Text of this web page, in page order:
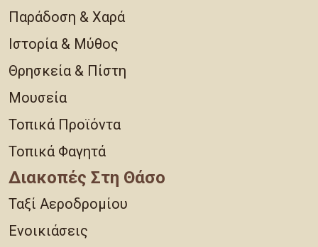
Παράδοση & Χαρά
Ιστορία & Μύθος
Θρησκεία & Πίστη
Μουσεία
Τοπικά Προϊόντα
Τοπικά Φαγητά
Διακοπές Στη Θάσο
Ταξί Αεροδρομίου
Ενοικιάσεις